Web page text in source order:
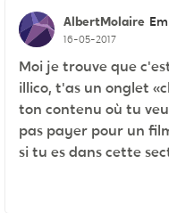
AlbertMolaire
16-05-2017
Moi je trouve que
illico, t'as un onglet
ton contenu où tu
pas payer pour un
si tu es dans cette